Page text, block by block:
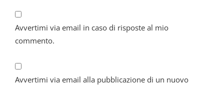
Avvertimi via email in caso di risposte al mio
commento.
Avvertimi via email alla pubblicazione di un nuovo